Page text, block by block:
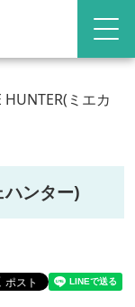
HUNTER(ミエカ
ンター)